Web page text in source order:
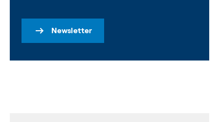
Newsletter